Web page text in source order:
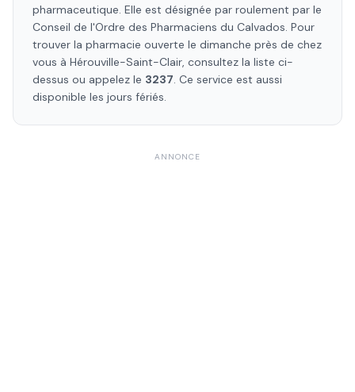
pharmaceutique. Elle est désignée par roulement par le
Conseil de l'Ordre des Pharmaciens du Calvados. Pour
trouver la pharmacie ouverte le dimanche près de chez
vous à Hérouville-Saint-Clair, consultez la liste ci-
dessus ou appelez le 3237. Ce service est aussi
disponible les jours fériés.
ANNONCE